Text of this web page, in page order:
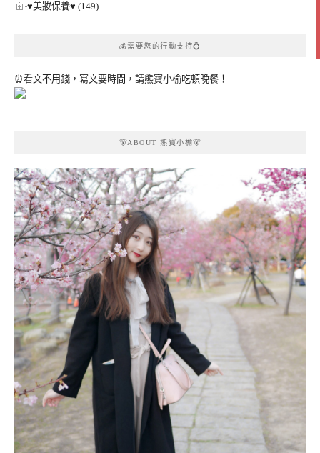
♥美妝保養♥ (149)
💰需要您的行動支持💍
⏰看文不用錢，寫文要時間，請熊寶小榆吃頓晚餐！
🐻ABOUT 熊寶小榆🐻